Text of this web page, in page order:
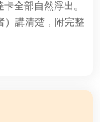
全部自然浮出。
）講清楚，附完整